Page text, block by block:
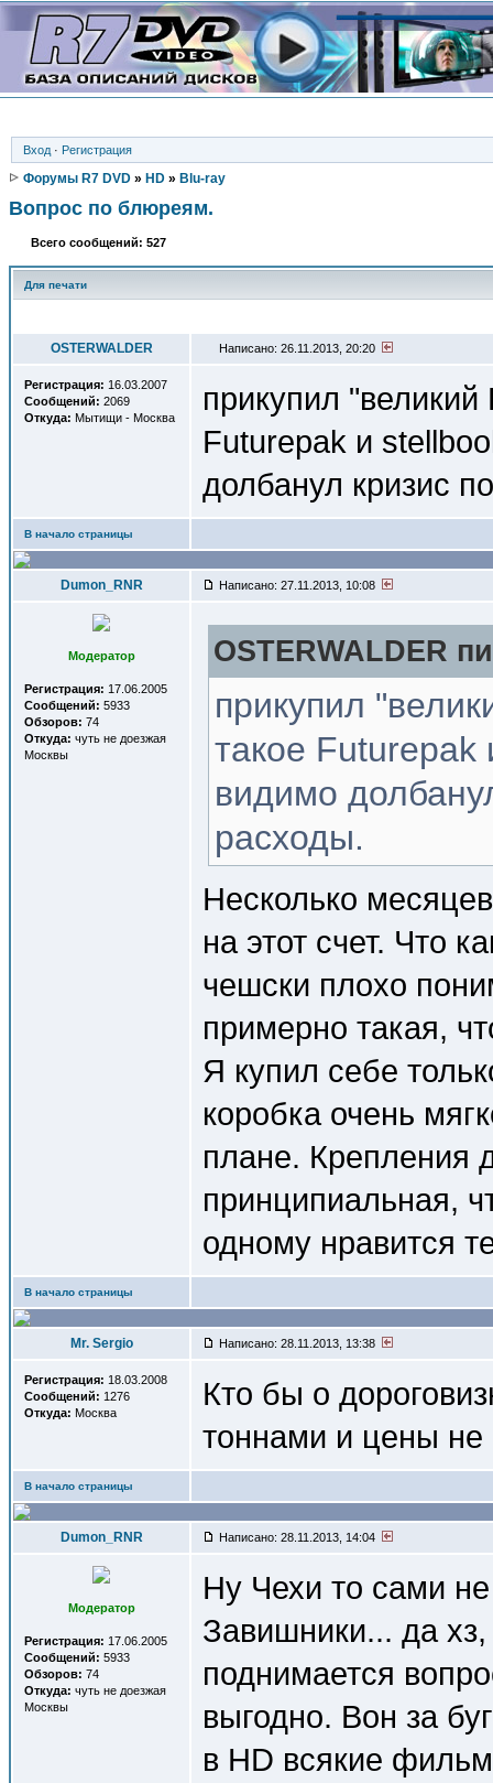
Вход · Регистрация
Форумы R7 DVD » HD » Blu-ray
Вопрос по блюреям.
Всего сообщений: 527
Для печати
OSTERWALDER Написано: 26.11.2013, 20:20
Регистрация: 16.03.2007
Сообщений: 2069
Откуда: Мытищи - Москва
прикупил
Futurepak и
долбанул кризис
В начало страницы
Dumon_RNR Написано: 27.11.2013, 10:08
Модератор
Регистрация: 17.06.2005
Сообщений: 5933
Обзоров: 74
Откуда: чуть не доезжая
Москвы
OSTERWALDER
прикупил
такое
видимо
расходы.
Несколько
на этот счет. Что
чешски плохо
примерно такая,
Я купил себе
коробка очень
плане. Крепления
принципиальная,
одному нравится
В начало страницы
Mr. Sergio Написано: 28.11.2013, 13:38
Регистрация: 18.03.2008
Сообщений: 1276
Откуда: Москва
Кто бы о
тоннами и цены
В начало страницы
Dumon_RNR Написано: 28.11.2013, 14:04
Модератор
Регистрация: 17.06.2005
Сообщений: 5933
Обзоров: 74
Откуда: чуть не доезжая
Москвы
Ну Чехи то сами
Завишники... да
поднимается
выгодно. Вон за
в HD всякие